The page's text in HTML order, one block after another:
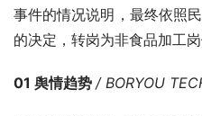
事件的情况说明，最终依照
的决定，转岗为非食品加工
01 舆情趋势 / BORYOU